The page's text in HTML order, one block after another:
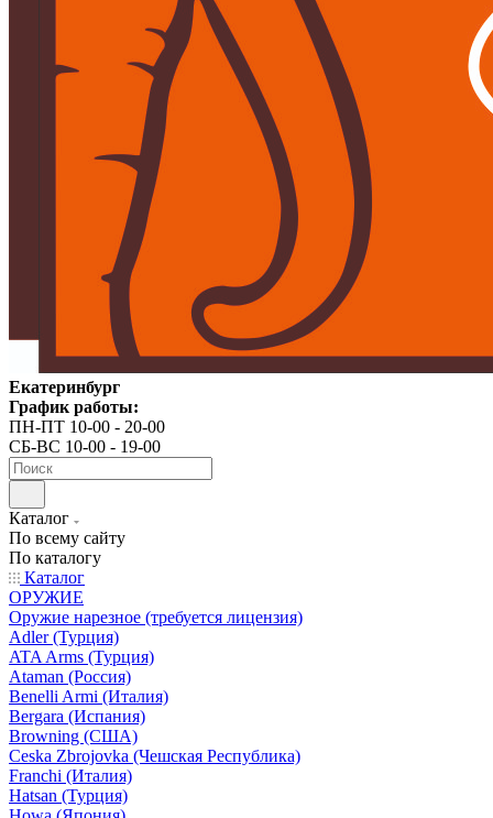
Екатеринбург
График работы:
ПН-ПТ 10-00 - 20-00
СБ-ВС 10-00 - 19-00
Каталог
По всему сайту
По каталогу
Каталог
ОРУЖИЕ
Оружие нарезное (требуется лицензия)
Adler (Турция)
ATA Arms (Турция)
Ataman (Россия)
Benelli Armi (Италия)
Bergara (Испания)
Browning (США)
Ceska Zbrojovka (Чешская Республика)
Franchi (Италия)
Hatsan (Турция)